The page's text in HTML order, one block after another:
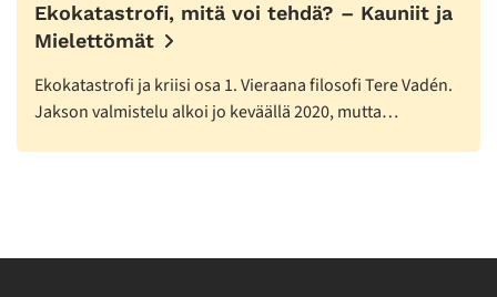
Ekokatastrofi, mitä voi tehdä? – Kauniit ja
Mielettömät
Ekokatastrofi ja kriisi osa 1. Vieraana filosofi Tere Vadén.
Jakson valmistelu alkoi jo keväällä 2020, mutta…